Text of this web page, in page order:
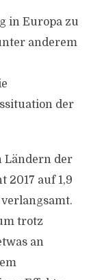
in Europa zu
anderem
der
Ländern der
2017 auf 1,9
trotz
an